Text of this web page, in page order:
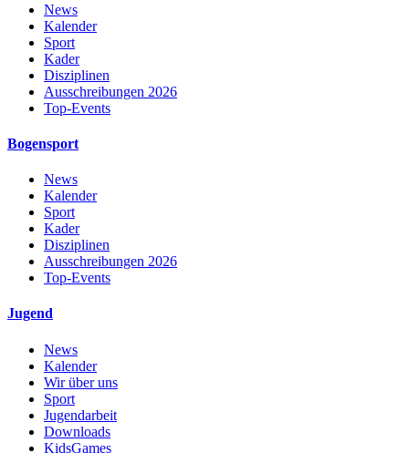
News
Kalender
Sport
Kader
Disziplinen
Ausschreibungen 2026
Top-Events
Bogensport
News
Kalender
Sport
Kader
Disziplinen
Ausschreibungen 2026
Top-Events
Jugend
News
Kalender
Wir über uns
Sport
Jugendarbeit
Downloads
KidsGames